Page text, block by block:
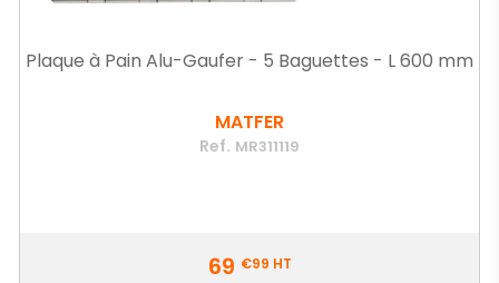
Plaque à Pain Alu-Gaufer - 5 Baguettes - L 600 mm
MATFER
Ref. MR311119
69 €99 HT